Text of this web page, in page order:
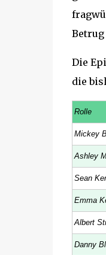
Die
die
Rolle
Mickey
Ashley
Sean
Emma
Albert
Danny